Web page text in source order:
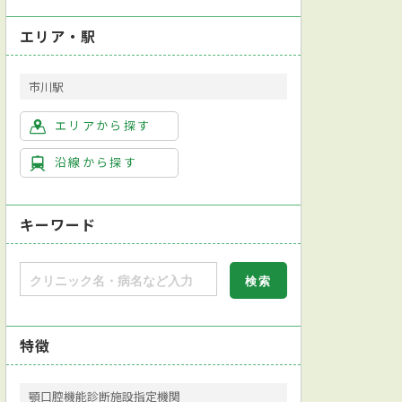
エリア・駅
市川駅
エリアから探す
沿線から探す
キーワード
特徴
顎口腔機能診断施設指定機関